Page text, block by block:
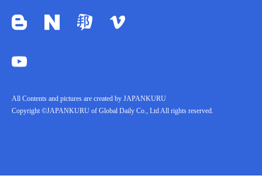
All Contents and pictures are created by JAPANKURU
Copyright ©JAPANKURU of Global Daily Co., Ltd All rights reserved.